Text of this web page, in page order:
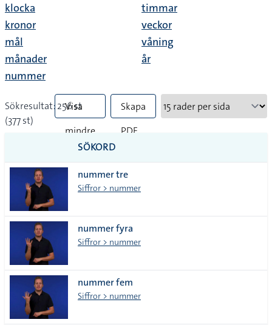
klocka
kronor
mål
månader
nummer
timmar
veckor
våning
år
Sökresultat: 256 st
(377 st)
Visa
mindre
tecken
Skapa
PDF
SÖKORD
nummer tre
Siffror > nummer
nummer fyra
Siffror > nummer
nummer fem
Siffror > nummer